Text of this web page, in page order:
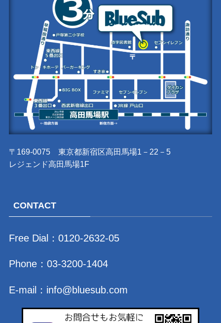
〒169-0075 東京都新宿区高田馬場1－22－5
レジェンド高田馬場1F
CONTACT
Free Dial： 0120-2632-05
Phone： 03-3200-1404
E-mail： info@bluesub.com